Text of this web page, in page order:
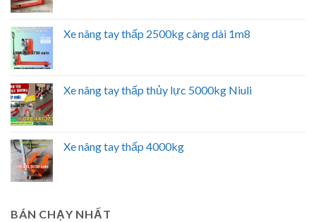
Xe nâng tay thấp 2500kg càng dài 1m8
Xe nâng tay thấp thủy lực 5000kg Niuli
Xe nâng tay thấp 4000kg
BÁN CHẠY NHẤT